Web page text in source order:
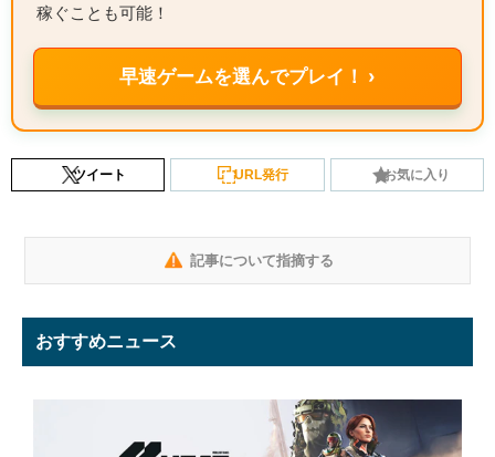
稼ぐことも可能！
早速ゲームを選んでプレイ！ ›
ツイート URL発行 お気に入り
記事について指摘する
おすすめニュース